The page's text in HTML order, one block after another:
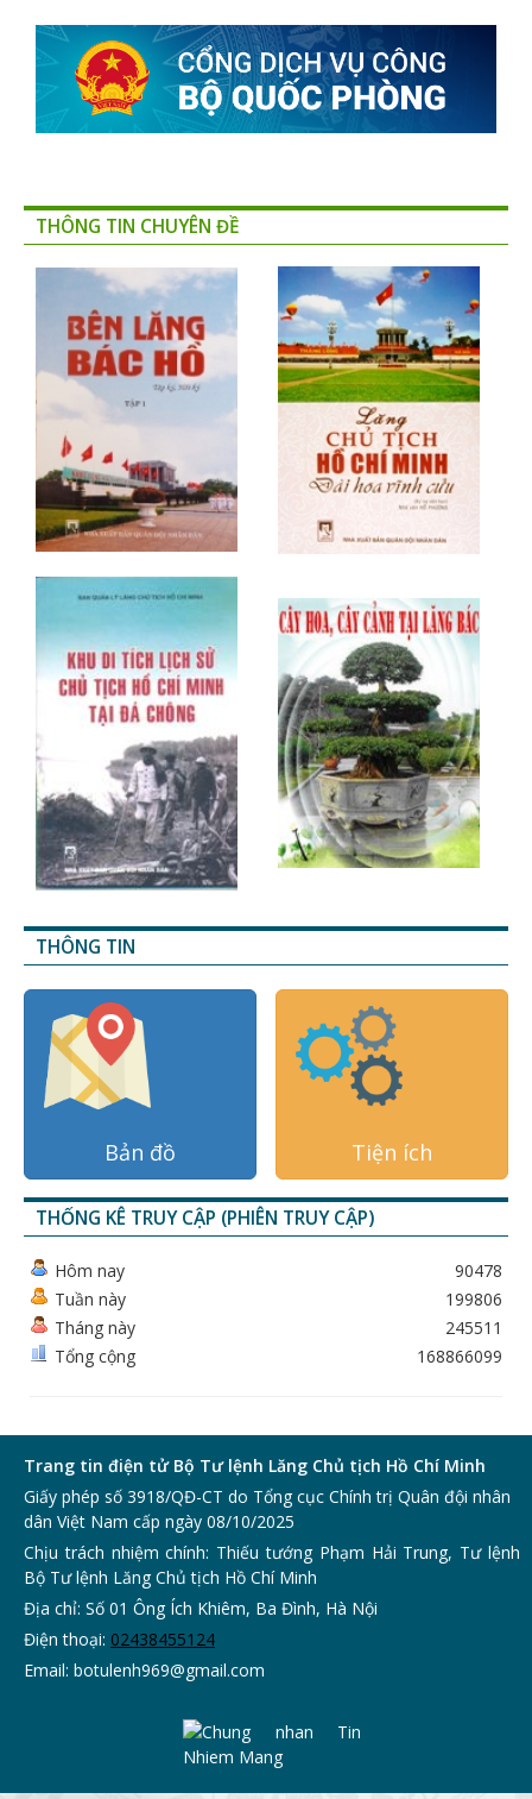
THÔNG TIN CHUYÊN ĐỀ
THÔNG TIN
Bản đồ Tiện ích
THỐNG KÊ TRUY CẬP (PHIÊN TRUY CẬP)
Hôm nay
Tuần này
Tháng này
Tổng cộng
90478
199806
245511
168866099
Trang tin điện tử Bộ Tư lệnh Lăng Chủ tịch Hồ Chí Minh
Giấy phép số 3918/QĐ-CT do Tổng cục Chính trị Quân đội nhân
dân Việt Nam cấp ngày 08/10/2025
Chịu trách nhiệm chính: Thiếu tướng Phạm Hải Trung, Tư lệnh
Bộ Tư lệnh Lăng Chủ tịch Hồ Chí Minh
Địa chỉ: Số 01 Ông Ích Khiêm, Ba Đình, Hà Nội
Điện thoại: 02438455124
Email: botulenh969@gmail.com